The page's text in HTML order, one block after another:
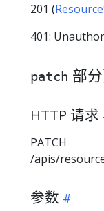
201 (
401:
patch 部
HTTP 请求
PATCH
/apis/
参数